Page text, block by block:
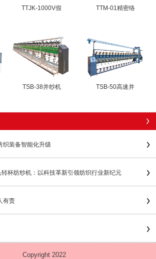
TTJK-1000V假 TTM-01精密络
TSB-38并纱机 TSB-50高速并
织装备智能化升级
杯纺纱机：以科技革新引领纺织行业新纪元
有责
Copyright 2022